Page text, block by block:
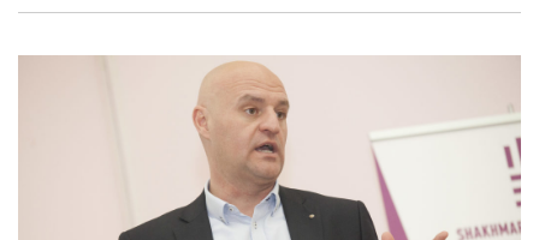
эмбрионына ұқсастығы” атты өз зерттеуі жайлы дәріс
студенттері.